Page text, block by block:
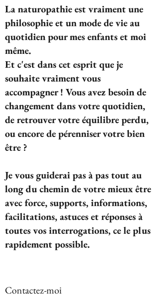
La naturopathie est vraiment une
philosophie et un mode de vie au
quotidien pour mes enfants et moi
même.
Et c'est dans cet esprit que je
souhaite vraiment vous
accompagner ! Vous avez besoin de
changement dans votre quotidien,
de retrouver votre équilibre perdu,
ou encore de pérenniser votre bien
être ?
Je vous guiderai pas à pas tout au
long du chemin de votre mieux être
avec force, supports, informations,
facilitations, astuces et réponses à
toutes vos interrogations, ce le plus
rapidement possible.
Contactez-moi